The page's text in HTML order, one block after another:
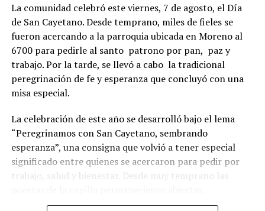
La comunidad celebró este viernes, 7 de agosto, el Día
de San Cayetano. Desde temprano, miles de fieles se
fueron acercando a la parroquia ubicada en Moreno al
6700 para pedirle al santo patrono por pan, paz y
trabajo. Por la tarde, se llevó a cabo la tradicional
peregrinación de fe y esperanza que concluyó con una
misa especial.
La celebración de este año se desarrolló bajo el lema
“Peregrinamos con San Cayetano, sembrando
esperanza”, una consigna que volvió a tener especial
significado entre quienes se acercaron para pedir por
trabajo, salud y bienestar. Desde muy temprano las